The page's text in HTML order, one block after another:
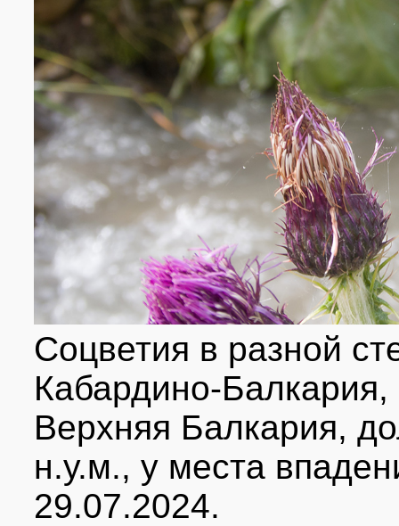
Соцветия в разной
Кабардино-Балкария,
Верхняя Балкария,
н.у.м., у места
29.07.2024.